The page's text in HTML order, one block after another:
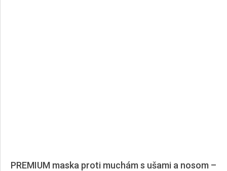
PREMIUM maska proti muchám s ušami a nosom –